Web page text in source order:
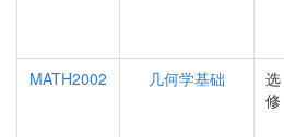
MATH2002
几何学基础
选
修